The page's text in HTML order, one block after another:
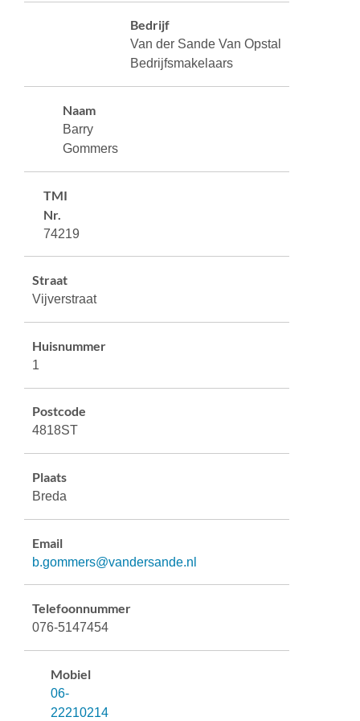
Bedrijf
Van der Sande Van Opstal
Bedrijfsmakelaars
Naam
Barry
Gommers
TMI
Nr.
74219
Straat
Vijverstraat
Huisnummer
1
Postcode
4818ST
Plaats
Breda
Email
b.gommers@vandersande.nl
Telefoonnummer
076-5147454
Mobiel
06-
22210214